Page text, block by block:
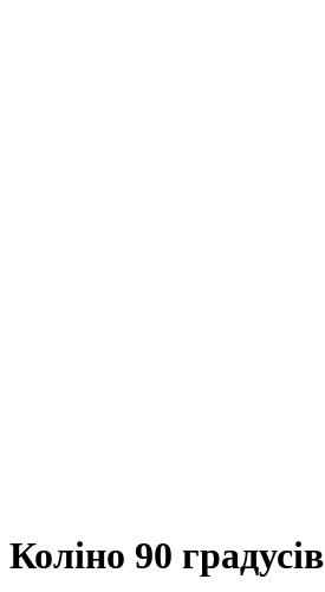
Коліно 90 градусів